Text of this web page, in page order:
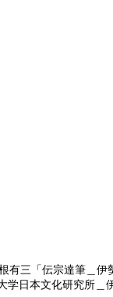
三「伝宗達筆＿
日本文化研究所＿